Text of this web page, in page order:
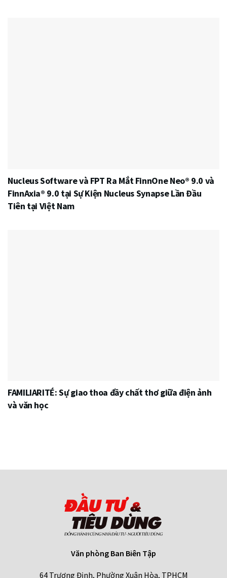
Nucleus Software và FPT Ra Mắt FinnOne Neo® 9.0 và
FinnAxia® 9.0 tại Sự Kiện Nucleus Synapse Lần Đầu
Tiên tại Việt Nam
FAMILIARITÉ: Sự giao thoa đầy chất thơ giữa điện ảnh
và văn học
Văn phòng Ban Biên Tập
64 Trương Định, Phường Xuân Hòa, TPHCM